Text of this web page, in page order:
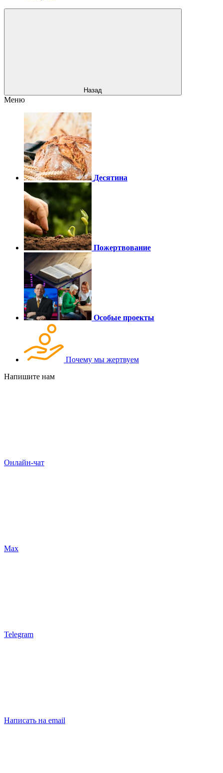
Назад
Меню
Десятина
Пожертвование
Особые проекты
Почему мы жертвуем
Напишите нам
Онлайн-чат
Max
Telegram
Написать на email